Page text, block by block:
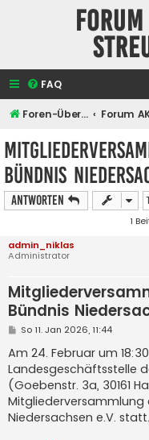
FAQ
Foren-Übersicht
Bündnis
Antworten
1
admin_niklas
Administrator
Bündnis
B
i
t
r
a
g
So 11. Jan 2026, 11:44
Am 24. Februar um
Landesgeschäftsstelle
(Goebenstr. 3a, 30161
Mitgliederversammlung
Niedersachsen e.V. statt.